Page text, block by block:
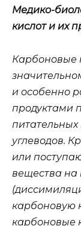
Медико-
кислот и их
Карбоновые
и особенно
продуктами
углеводов.
или
вещества на
карбоновую
карбоновые